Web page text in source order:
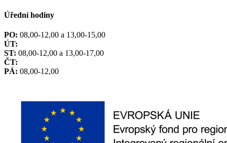
Úřední hodiny
PO: 08,00-12,00 a 13,00-15,00
ÚT:
ST: 08,00-12,00 a 13,00-17,00
ČT:
PÁ: 08,00-12,00